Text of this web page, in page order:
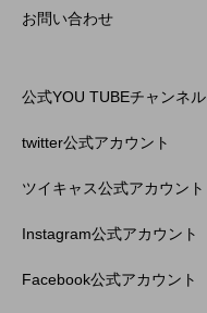
お問い合わせ
公式YOU TUBEチャンネル
twitter公式アカウント
ツイキャス公式アカウント
Instagram公式アカウント
Facebook公式アカウント